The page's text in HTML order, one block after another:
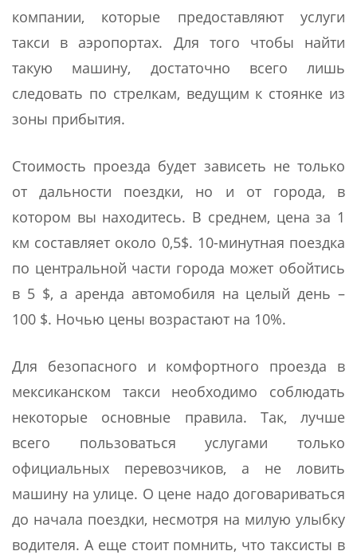
компании, которые предоставляют услуги
такси в аэропортах. Для того чтобы найти
такую машину, достаточно всего лишь
следовать по стрелкам, ведущим к стоянке из
зоны прибытия.
Стоимость проезда будет зависеть не только
от дальности поездки, но и от города, в
котором вы находитесь. В среднем, цена за 1
км составляет около 0,5$. 10-минутная поездка
по центральной части города может обойтись
в 5 $, а аренда автомобиля на целый день –
100 $. Ночью цены возрастают на 10%.
Для безопасного и комфортного проезда в
мексиканском такси необходимо соблюдать
некоторые основные правила. Так, лучше
всего пользоваться услугами только
официальных перевозчиков, а не ловить
машину на улице. О цене надо договариваться
до начала поездки, несмотря на милую улыбку
водителя. А еще стоит помнить, что таксисты в